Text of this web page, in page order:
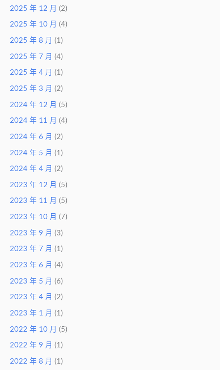
2025 年 12 月 (2)
2025 年 10 月 (4)
2025 年 8 月 (1)
2025 年 7 月 (4)
2025 年 4 月 (1)
2025 年 3 月 (2)
2024 年 12 月 (5)
2024 年 11 月 (4)
2024 年 6 月 (2)
2024 年 5 月 (1)
2024 年 4 月 (2)
2023 年 12 月 (5)
2023 年 11 月 (5)
2023 年 10 月 (7)
2023 年 9 月 (3)
2023 年 7 月 (1)
2023 年 6 月 (4)
2023 年 5 月 (6)
2023 年 4 月 (2)
2023 年 1 月 (1)
2022 年 10 月 (5)
2022 年 9 月 (1)
2022 年 8 月 (1)